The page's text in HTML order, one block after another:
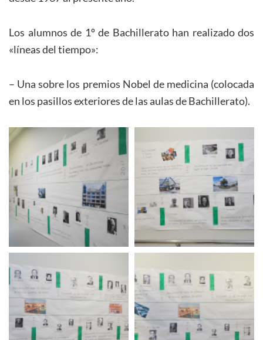
Los alumnos de 1º de Bachillerato han realizado dos
«líneas del tiempo»:
– Una sobre los premios Nobel de medicina (colocada
en los pasillos exteriores de las aulas de Bachillerato).